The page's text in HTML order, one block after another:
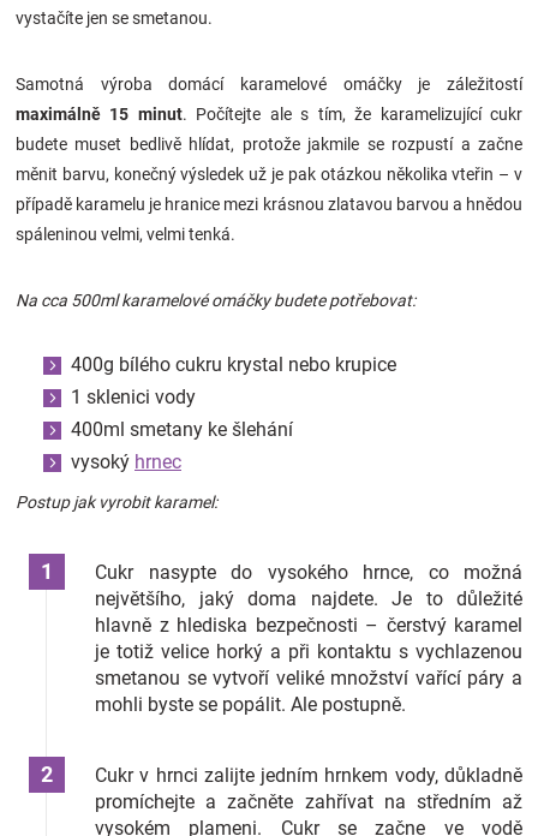
vystačíte jen se smetanou.
Samotná výroba domácí karamelové omáčky je záležitostí
maximálně 15 minut. Počítejte ale s tím, že karamelizující cukr
budete muset bedlivě hlídat, protože jakmile se rozpustí a začne
měnit barvu, konečný výsledek už je pak otázkou několika vteřin – v
případě karamelu je hranice mezi krásnou zlatavou barvou a hnědou
spáleninou velmi, velmi tenká.
Na cca 500ml karamelové omáčky budete potřebovat:
400g bílého cukru krystal nebo krupice
1 sklenici vody
400ml smetany ke šlehání
vysoký hrnec
Postup jak vyrobit karamel:
Cukr nasypte do vysokého hrnce, co možná
největšího, jaký doma najdete. Je to důležité
hlavně z hlediska bezpečnosti – čerstvý karamel
je totiž velice horký a při kontaktu s vychlazenou
smetanou se vytvoří veliké množství vařící páry a
mohli byste se popálit. Ale postupně.
Cukr v hrnci zalijte jedním hrnkem vody, důkladně
promíchejte a začněte zahřívat na středním až
vysokém plameni. Cukr se začne ve vodě